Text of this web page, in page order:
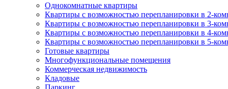
Однокомнатные квартиры
Квартиры с возможностью перепланировки в 2-
Квартиры с возможностью перепланировки в 3-
Квартиры с возможностью перепланировки в 4-
Квартиры с возможностью перепланировки в 5-
Готовые квартиры
Многофункциональные помещения
Коммерческая недвижимость
Кладовые
Паркинг